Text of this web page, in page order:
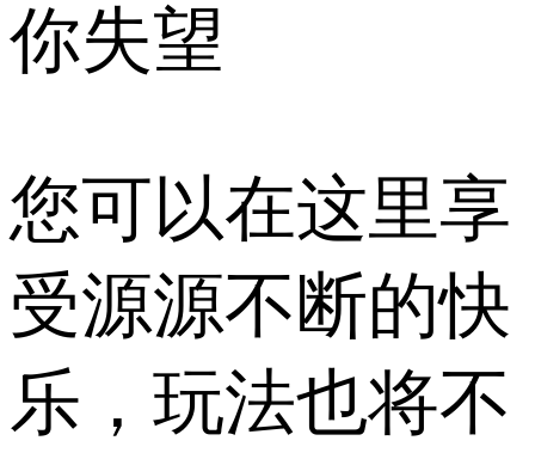
你失望
您可以在这里享
受源源不断的快
乐，玩法也将不